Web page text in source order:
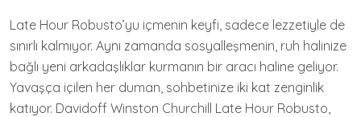
Late Hour Robusto’yu içmenin keyfi, sadece lezzetiyle de
sınırlı kalmıyor. Aynı zamanda sosyalleşmenin, ruh halinize
bağlı yeni arkadaşlıklar kurmanın bir aracı haline geliyor.
Yavaşça içilen her duman, sohbetinize iki kat zenginlik
katıyor. Davidoff Winston Churchill Late Hour Robusto,